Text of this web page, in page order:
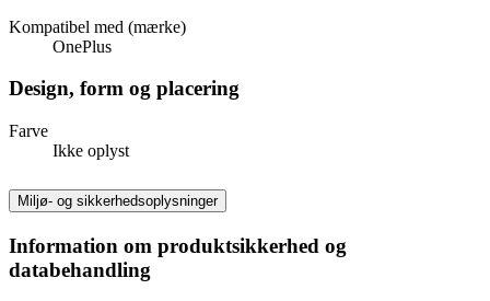
Kompatibel med (mærke)
OnePlus
Design, form og placering
Farve
Ikke oplyst
Miljø- og sikkerhedsoplysninger
Information om produktsikkerhed og
databehandling